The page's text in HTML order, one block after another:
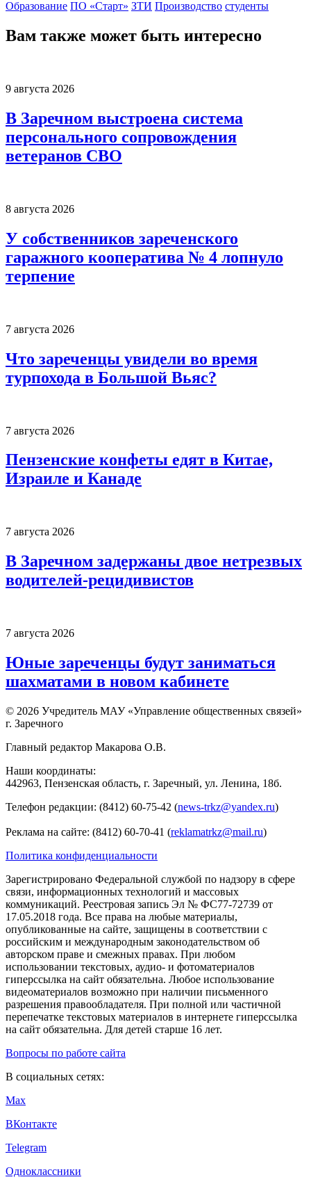
Образование ПО «Старт» ЗТИ Производство студенты
Вам также может быть интересно
9 августа 2026
В Заречном выстроена система
персонального сопровождения
ветеранов СВО
8 августа 2026
У собственников зареченского
гаражного кооператива № 4 лопнуло
терпение
7 августа 2026
Что зареченцы увидели во время
турпохода в Большой Вьяс?
7 августа 2026
Пензенские конфеты едят в Китае,
Израиле и Канаде
7 августа 2026
В Заречном задержаны двое нетрезвых
водителей-рецидивистов
7 августа 2026
Юные зареченцы будут заниматься
шахматами в новом кабинете
© 2026 Учредитель МАУ «Управление общественных связей»
г. Заречного
Главный редактор Макарова О.В.
Наши координаты:
442963, Пензенская область, г. Заречный, ул. Ленина, 18б.
Телефон редакции: (8412) 60-75-42 (news-trkz@yandex.ru)
Реклама на сайте: (8412) 60-70-41 (reklamatrkz@mail.ru)
Политика конфиденциальности
Зарегистрировано Федеральной службой по надзору в сфере
связи, информационных технологий и массовых
коммуникаций. Реестровая запись Эл № ФС77-72739 от
17.05.2018 года. Все права на любые материалы,
опубликованные на сайте, защищены в соответствии с
российским и международным законодательством об
авторском праве и смежных правах. При любом
использовании текстовых, аудио- и фотоматериалов
гиперссылка на сайт обязательна. Любое использование
видеоматериалов возможно при наличии письменного
разрешения правообладателя. При полной или частичной
перепечатке текстовых материалов в интернете гиперссылка
на сайт обязательна. Для детей старше 16 лет.
Вопросы по работе сайта
В социальных сетях:
Max
ВКонтакте
Telegram
Одноклассники